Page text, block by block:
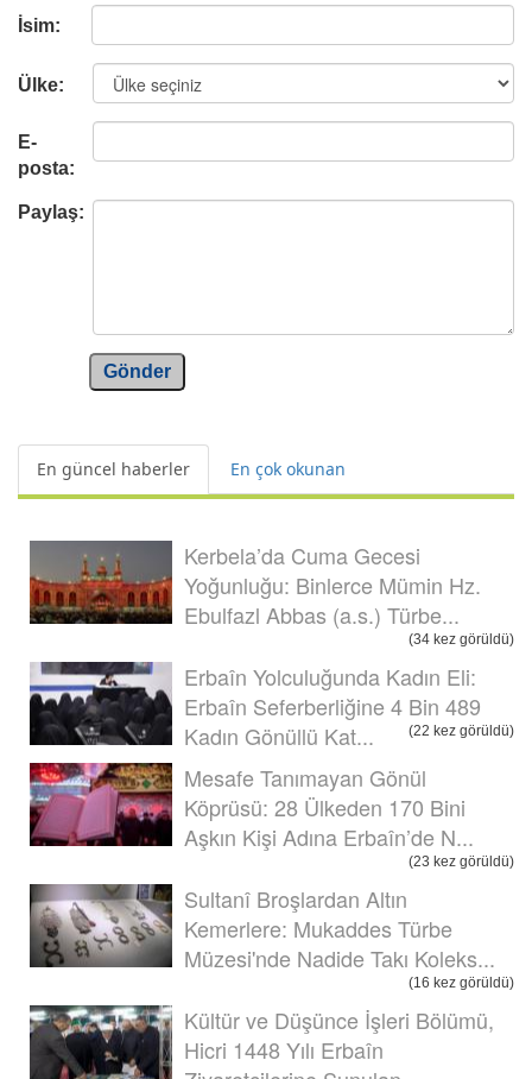
İsim:
Ülke:
E-
posta:
Paylaş:
Gönder
En güncel haberler En çok okunan
Kerbela’da Cuma Gecesi
Yoğunluğu: Binlerce Mümin Hz.
Ebulfazl Abbas (a.s.) Türbe...
(34 kez görüldü)
Erbaîn Yolculuğunda Kadın Eli:
Erbaîn Seferberliğine 4 Bin 489
Kadın Gönüllü Kat...
(22 kez görüldü)
Mesafe Tanımayan Gönül
Köprüsü: 28 Ülkeden 170 Bini
Aşkın Kişi Adına Erbaîn’de N...
(23 kez görüldü)
Sultanî Broşlardan Altın
Kemerlere: Mukaddes Türbe
Müzesi'nde Nadide Takı Koleks...
(16 kez görüldü)
Kültür ve Düşünce İşleri Bölümü,
Hicri 1448 Yılı Erbaîn